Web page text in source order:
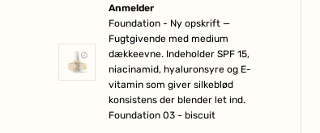
Anmelder
Foundation - Ny opskrift —
Fugtgivende med medium
dækkeevne. Indeholder SPF 15,
niacinamid, hyaluronsyre og E-
vitamin som giver silkeblød
konsistens der blender let ind.
Foundation 03 - biscuit